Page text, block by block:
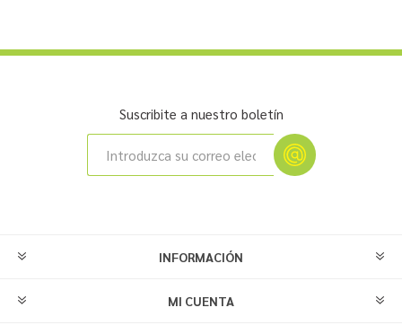
Suscribite a nuestro boletín
INFORMACIÓN
MI CUENTA